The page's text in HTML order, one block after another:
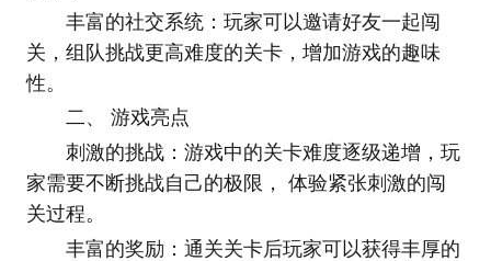
丰富的社交系统：玩家可以邀请好友一起闯
关，组队挑战更高难度的关卡，增加游戏的趣味
性。
二、 游戏亮点
刺激的挑战：游戏中的关卡难度逐级递增，玩
家需要不断挑战自己的极限， 体验紧张刺激的闯
关过程。
丰富的奖励：通关关卡后玩家可以获得丰厚的